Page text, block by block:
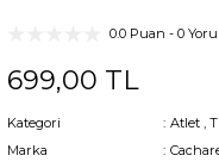
0.0 Puan - 0
699,00 TL
Kategori Atlet ,
Marka